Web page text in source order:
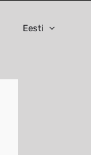
Eesti